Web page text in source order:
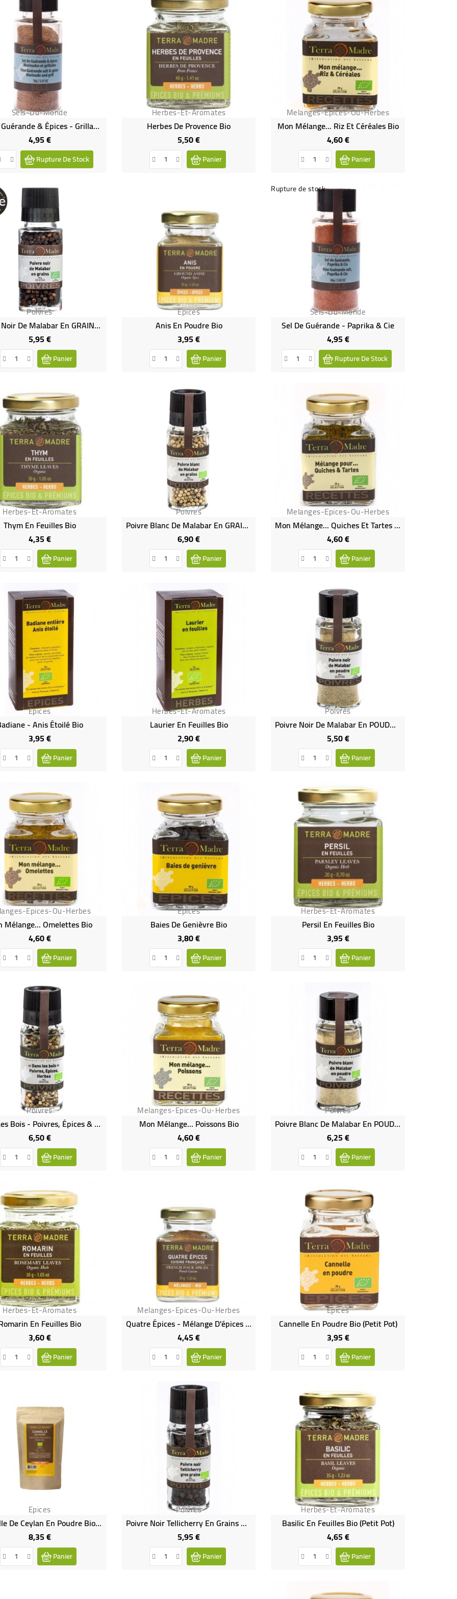
Sels-Du-Monde
Sel De Guérande & Épices - Grillades & Cie Bio
4,95 €Prix
Rupture De Stock
Herbes-Et-Aromates
Herbes De Provence Bio
5,50 €Prix
Panier
Melanges-Epices-Ou-Herbes
Mon Mélange... Riz Et Céréales Bio
4,60 €Prix
Panier
Poivres
Poivre Noir De Malabar En GRAINS Bio
5,95 €Prix
Panier
Epices
Anis En Poudre Bio
3,95 €Prix
Panier
Rupture de stock
Sels-Du-Monde
Sel De Guérande - Paprika & Cie
4,95 €Prix
Rupture De Stock
Herbes-Et-Aromates
Thym En Feuilles Bio
4,35 €Prix
Panier
Poivres
Poivre Blanc De Malabar En GRAINS Bio
6,90 €Prix
Panier
Melanges-Epices-Ou-Herbes
Mon Mélange... Quiches Et Tartes Bio
4,60 €Prix
Panier
Epices
- Anis Étoilé Bio
3,95 €Prix
Panier
Herbes-Et-Aromates
Laurier En Feuilles Bio
2,90 €Prix
Panier
Poivres
Poivre Noir De Malabar En POUDRE Bio
5,50 €Prix
Panier
Epices-Ou-Herbes
Mélange... Omelettes Bio
4,60 €Prix
Panier
Epices
Baies De Genièvre Bio
3,80 €Prix
Panier
Herbes-Et-Aromates
Persil En Feuilles Bio
3,95 €Prix
Panier
Poivres
Dans Les Bois - Poivres, Épices & Herbes Bio
6,50 €Prix
Panier
Melanges-Epices-Ou-Herbes
Mon Mélange... Poissons Bio
4,60 €Prix
Panier
Poivres
Poivre Blanc De Malabar En POUDRE Bio
6,25 €Prix
Panier
Herbes-Et-Aromates
En Feuilles Bio
3,60 €Prix
Panier
Melanges-Epices-Ou-Herbes
Quatre Épices - Mélange D'épices Bio Pour Ragoûts, Sauces Ou Pâtisserie
4,45 €Prix
Panier
Epices
Cannelle En Poudre Bio (petit Pot)
3,95 €Prix
Panier
Epices
Cannelle De Ceylan En Poudre Bio (150 G)
8,35 €Prix
Panier
Poivres
Poivre Noir Tellicherry En Grains Bio
5,95 €Prix
Panier
Herbes-Et-Aromates
Basilic En Feuilles Bio (petit Pot)
4,65 €Prix
Panier